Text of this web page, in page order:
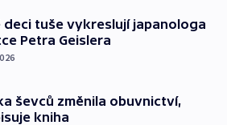
deci tuše vykreslují japanologa
Petra Geislera
ševců změnila obuvnictví,
kniha